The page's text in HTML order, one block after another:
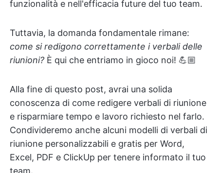
funzionalità e nell'efficacia future del tuo team.
Tuttavia, la domanda fondamentale rimane:
come si redigono correttamente i verbali delle
riunioni? È qui che entriamo in gioco noi! 💪🏼
Alla fine di questo post, avrai una solida
conoscenza di come redigere verbali di riunione
e risparmiare tempo e lavoro richiesto nel farlo.
Condivideremo anche alcuni modelli di verbali di
riunione personalizzabili e gratis per Word,
Excel, PDF e ClickUp per tenere informato il tuo
team.